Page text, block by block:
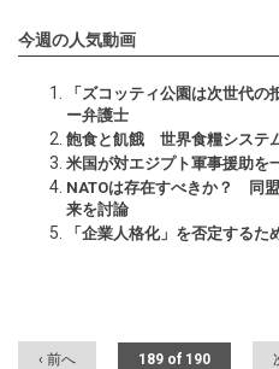
今週の人気動画
「ズコッティ公園は次世代
ー弁護士
飽食と飢餓 世界食糧システ
米国が対エジプト軍事援助を
NATOは存在すべきか？ 同
来を討論
「企業人格化」を否定する
‹ 前へ 189 of 190